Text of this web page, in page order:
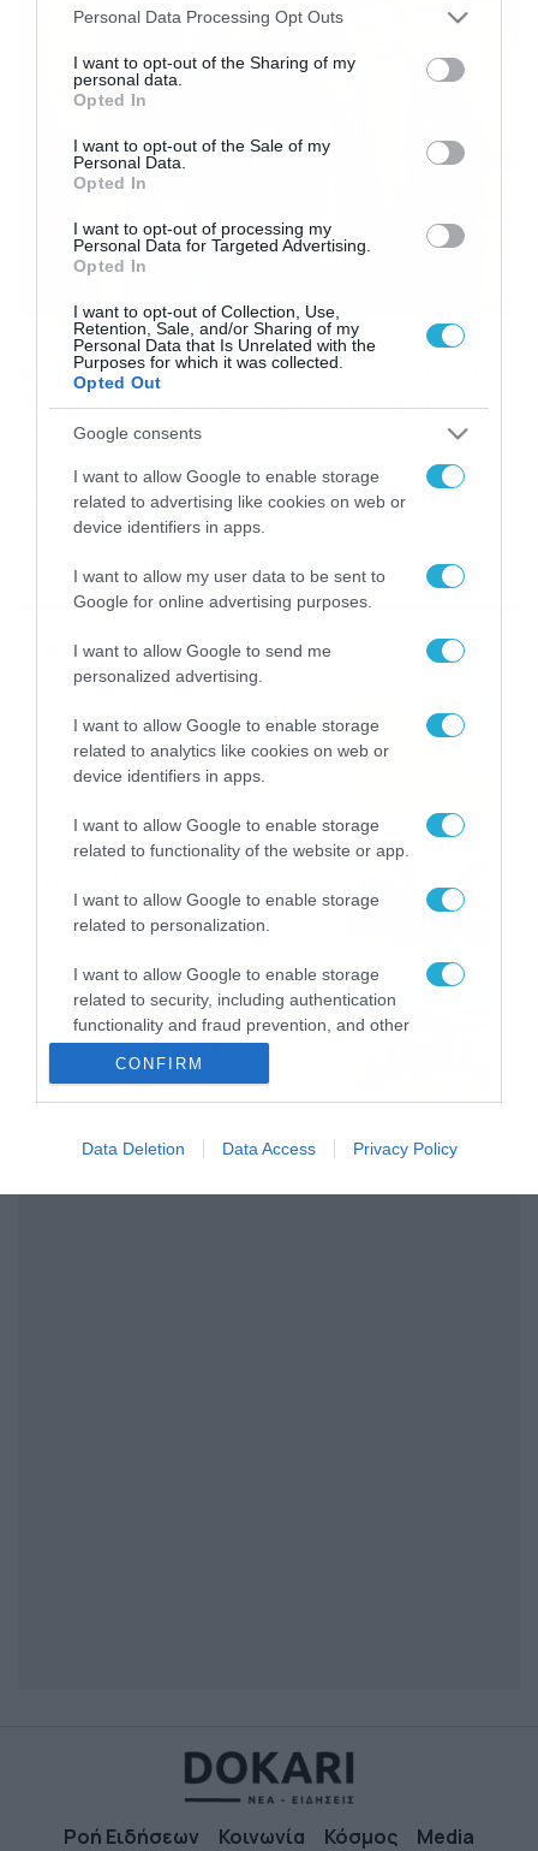
Please note that this website/app uses one or more Google
not limited to your visit or usage behaviour. You may click to
grant or deny consent to Google and its third-party tags to
use your data for below specified purposes in below Google
consent section.
Personal Data Processing Opt Outs
I want to opt-out of the Sharing of my
personal data.
Opted In
I want to opt-out of the Sale of my
Personal Data.
Opted In
I want to opt-out of processing my
Personal Data for Targeted Advertising.
Opted In
I want to opt-out of Collection, Use,
Retention, Sale, and/or Sharing of my
Personal Data that Is Unrelated with the
Purposes for which it was collected.
Opted Out
Google consents
I want to allow Google to enable storage
related to advertising like cookies on web or
device identifiers in apps.
I want to allow my user data to be sent to
Google for online advertising purposes.
I want to allow Google to send me
personalized advertising.
I want to allow Google to enable storage
related to analytics like cookies on web or
device identifiers in apps.
I want to allow Google to enable storage
related to functionality of the website or app.
I want to allow Google to enable storage
related to personalization.
I want to allow Google to enable storage
related to security, including authentication
functionality and fraud prevention, and other
CONFIRM
Data Deletion Data Access Privacy Policy
δημιουργήσουν τη δική τους ταινία χρησιμοποιώντας
προσέφερε χρήσιμες συμβουλές […]
22/03/2019 17:11
Βγήκε το τρέιλερ από τη νέα ταινία του
Ταραντίνο! Εσύ το χεις δει; (video)
Η 9η ταινία του Ταραντίνo θα χει Αλ Πατσίνο, Μπράντ
Πιτ, Ντι Κάπριο, Μάργκοτ Ρόμπι Στην 9η ταινία του
Ταραντίνο θα συμμετέχουν μεγάλοι «αστέρες» της
βιομηχανίας του Hollywood! Ο Ντι Κάπριο, θα υποδυθεί
τον Κλιφ Ντάλτον, πρώην αστέρα γουέστερν, που
προσπαθεί να επιστρέψει στο Χόλιγουντ, ενώ ο Μπραντ
ο Πιτ τον Κλιφ Μπουθ, τον κασκαντέρ […]
Ροή Ειδήσεων
Η προοπτική εξέλιξης από
τον Σάκη Αρναούτογλου (vid)
Εορτολόγιο 8-8: Ποιοι
Πολλά
08/08/2026 08:25
Πρεμιέρα στην Ολλανδία, την
Πορτογαλία και τη Β’
Γερμανίας με πολλές
στοιχηματικές επιλογές από
το ΠΑΜΕ ΣΤΟΙΧΗΜΑ
07/08/2026 16:41
Ροή Ειδήσεων Κοινωνία Κόσμος Media